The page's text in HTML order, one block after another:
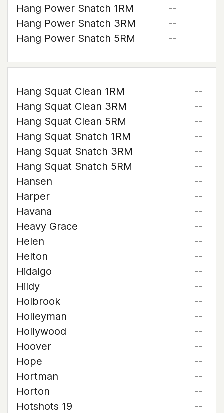
Hang Power Snatch 1RM
--
Hang Power Snatch 3RM
--
Hang Power Snatch 5RM
--
Hang Squat Clean 1RM
--
Hang Squat Clean 3RM
--
Hang Squat Clean 5RM
--
Hang Squat Snatch 1RM
--
Hang Squat Snatch 3RM
--
Hang Squat Snatch 5RM
--
Hansen
--
Harper
--
Havana
--
Heavy Grace
--
Helen
--
Helton
--
Hidalgo
--
Hildy
--
Holbrook
--
Holleyman
--
Hollywood
--
Hoover
--
Hope
--
Hortman
--
Horton
--
Hotshots 19
--